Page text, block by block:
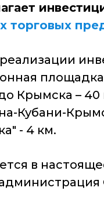
торговых
Крымска –
Кубани-
- 4 км.
в